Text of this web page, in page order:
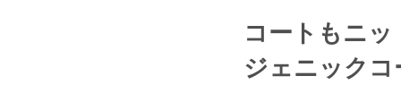
コートもニ
ジェニック